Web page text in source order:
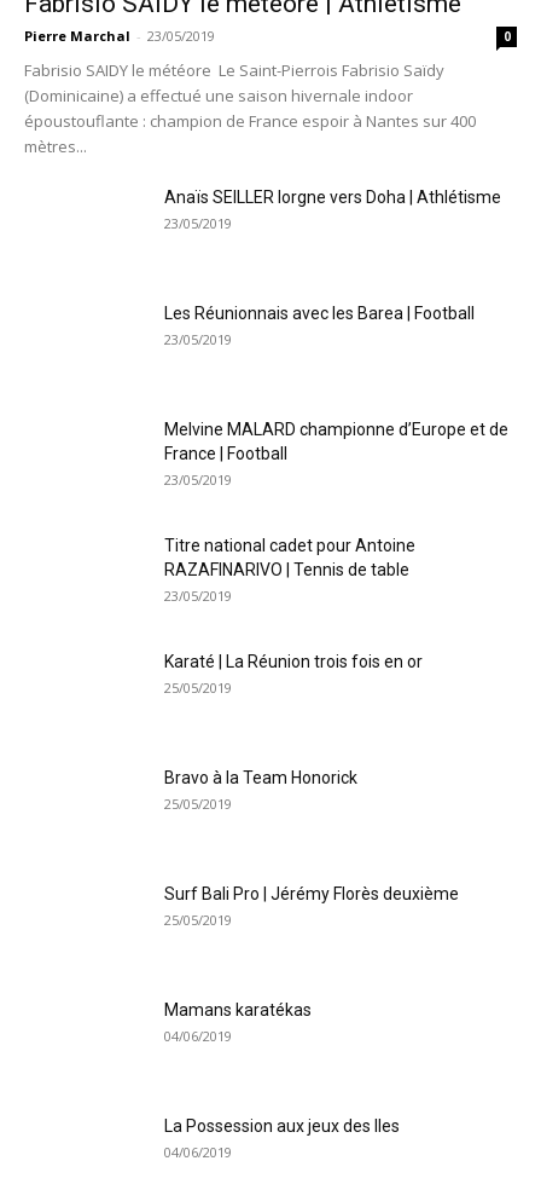
Pierre Marchal - 23/05/2019 0
Fabrisio SAIDY le météore Le Saint-Pierrois Fabrisio Saïdy
(Dominicaine) a effectué une saison hivernale indoor
époustouflante : champion de France espoir à Nantes sur 400
mètres...
Anaïs SEILLER lorgne vers Doha | Athlétisme
23/05/2019
Les Réunionnais avec les Barea | Football
23/05/2019
Melvine MALARD championne d’Europe et de
France | Football
23/05/2019
Titre national cadet pour Antoine
RAZAFINARIVO | Tennis de table
23/05/2019
Karaté | La Réunion trois fois en or
25/05/2019
Bravo à la Team Honorick
25/05/2019
Surf Bali Pro | Jérémy Florès deuxième
25/05/2019
Mamans karatékas
04/06/2019
La Possession aux jeux des Iles
04/06/2019